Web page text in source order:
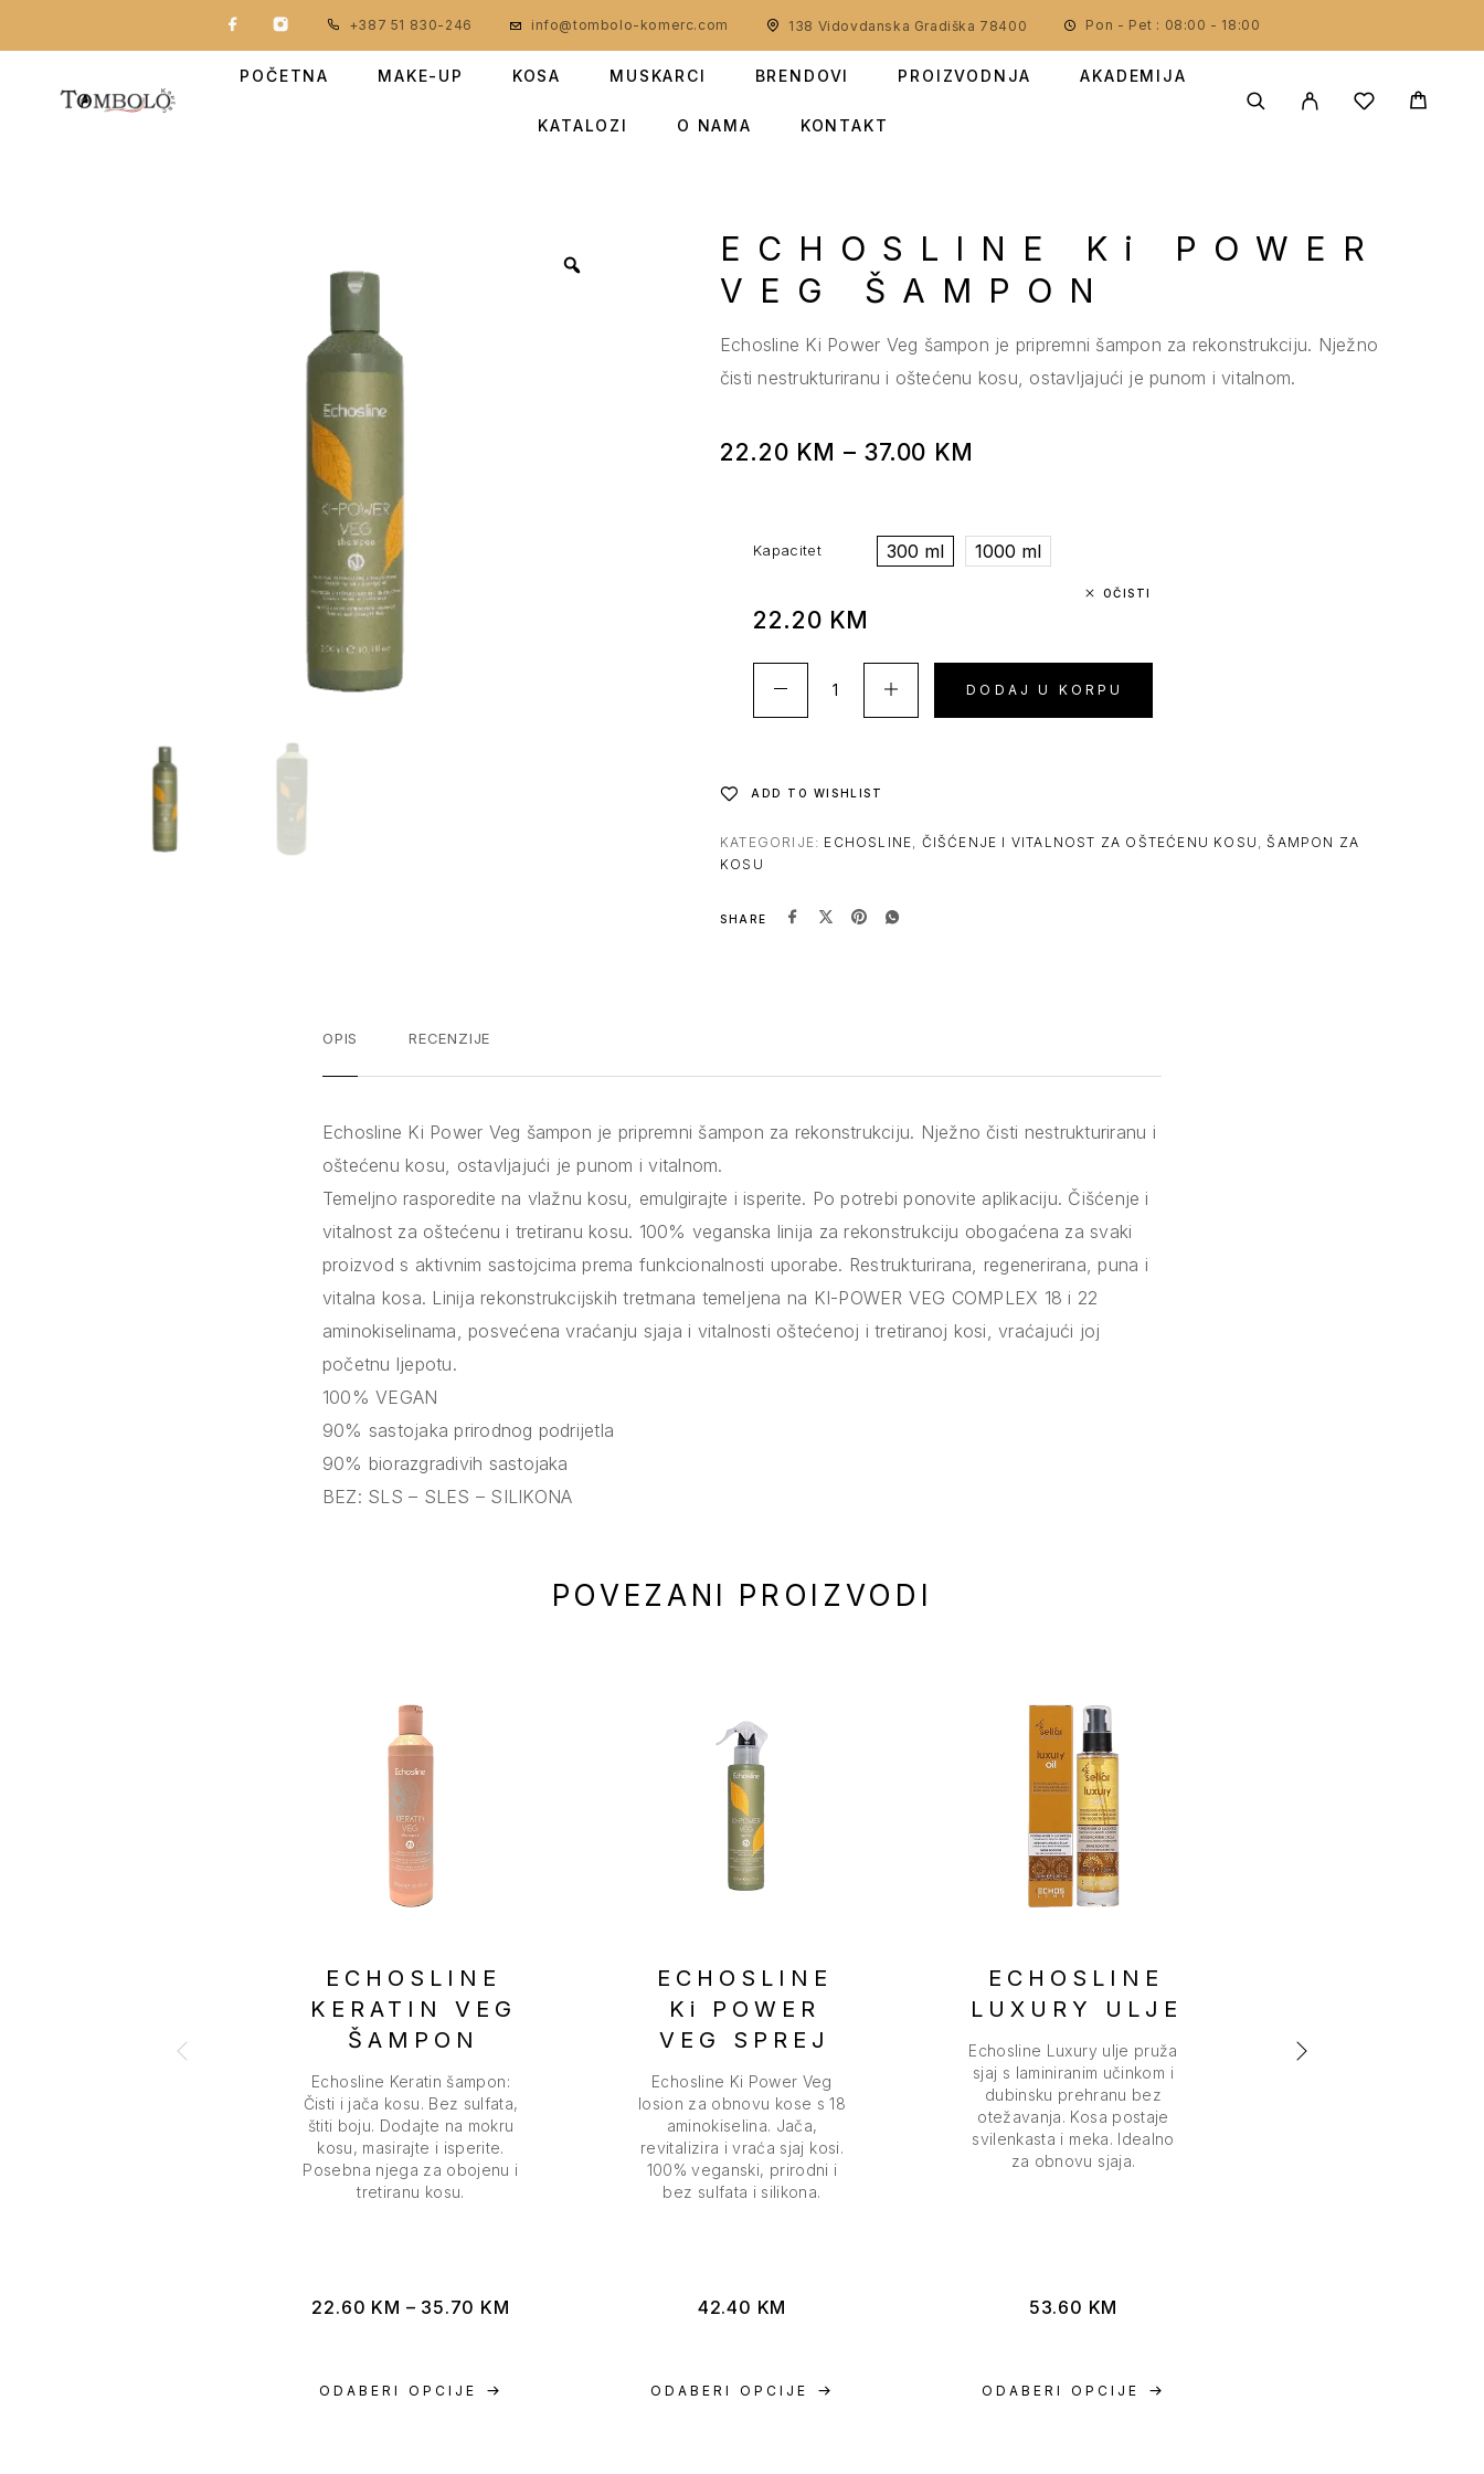
+387 51 830-246 info@tombolo-komerc.com 138 Vidovdanska Gradiška 78400 Pon - Pet : 08:00 - 18:00
POČETNA MAKE-UP KOSA MUSKARCI BRENDOVI PROIZVODNJA AKADEMIJA
KATALOZI O NAMA KONTAKT
ECHOSLINE Ki POWER
VEG ŠAMPON
Echosline Ki Power Veg šampon je pripremni šampon za rekonstrukciju. Nježno
čisti nestrukturiranu i oštećenu kosu, ostavljajući je punom i vitalnom.
22.20 KM – 37.00 KM
Kapacitet 300 ml 1000 ml
OČISTI
22.20 KM
DODAJ U KORPU
ADD TO WISHLIST
KATEGORIJE: ECHOSLINE, ČIŠĆENJE I VITALNOST ZA OŠTEĆENU KOSU , ŠAMPON ZA
KOSU
SHARE
OPIS RECENZIJE
Echosline Ki Power Veg šampon je pripremni šampon za rekonstrukciju. Nježno čisti nestrukturiranu i
oštećenu kosu, ostavljajući je punom i vitalnom.
Temeljno rasporedite na vlažnu kosu, emulgirajte i isperite. Po potrebi ponovite aplikaciju. Čišćenje i
vitalnost za oštećenu i tretiranu kosu. 100% veganska linija za rekonstrukciju obogaćena za svaki
proizvod s aktivnim sastojcima prema funkcionalnosti uporabe. Restrukturirana, regenerirana, puna i
vitalna kosa. Linija rekonstrukcijskih tretmana temeljena na KI-POWER VEG COMPLEX 18 i 22
aminokiselinama, posvećena vraćanju sjaja i vitalnosti oštećenoj i tretiranoj kosi, vraćajući joj
početnu ljepotu.
100% VEGAN
90% sastojaka prirodnog podrijetla
90% biorazgradivih sastojaka
BEZ: SLS – SLES – SILIKONA
POVEZANI PROIZVODI
ODABERI OPCIJE
ECHOSLINE
KERATIN VEG
ŠAMPON
Echosline Keratin šampon:
Čisti i jača kosu. Bez sulfata,
štiti boju. Dodajte na mokru
kosu, masirajte i isperite.
Posebna njega za obojenu i
tretiranu kosu.
22.60 KM – 35.70 KM
ODABERI OPCIJE
ECHOSLINE
Ki POWER
VEG SPREJ
Echosline Ki Power Veg
losion za obnovu kose s 18
aminokiselina. Jača,
revitalizira i vraća sjaj kosi.
100% veganski, prirodni i
bez sulfata i silikona.
42.40 KM
ODABERI OPCIJE
ECHOSLINE
LUXURY ULJE
Echosline Luxury ulje pruža
sjaj s laminiranim učinkom i
dubinsku prehranu bez
otežavanja. Kosa postaje
svilenkasta i meka. Idealno
za obnovu sjaja.
53.60 KM